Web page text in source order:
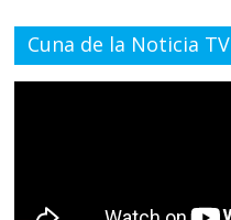
Cuna de la Noticia TV